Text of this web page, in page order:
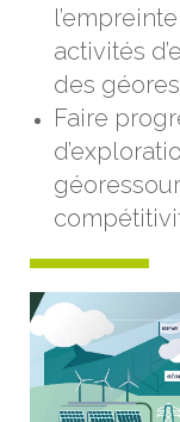
activités
des
Faire